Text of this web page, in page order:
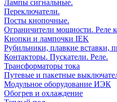
Лампы сигнальные.
Переключатели.
Посты кнопочные.
Ограничители мощности. Реле
Кнопки и лампочки IEK
Рубильники, плавкие вставки,
Контакторы. Пускатели. Реле.
Трансформаторы тока
Путевые и пакетные
Модульное оборудование ИЭК
Обогрев и охлаждение